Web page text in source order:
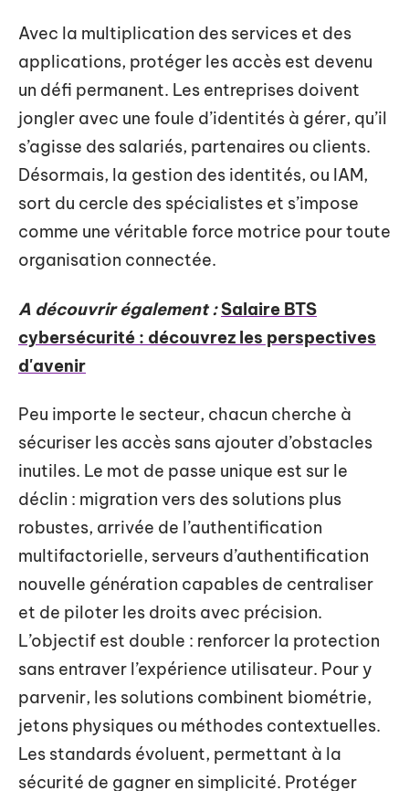
Avec la multiplication des services et des
applications, protéger les accès est devenu
un défi permanent. Les entreprises doivent
jongler avec une foule d’identités à gérer, qu’il
s’agisse des salariés, partenaires ou clients.
Désormais, la gestion des identités, ou IAM,
sort du cercle des spécialistes et s’impose
comme une véritable force motrice pour toute
organisation connectée.
A découvrir également : Salaire BTS
cybersécurité : découvrez les perspectives
d'avenir
Peu importe le secteur, chacun cherche à
sécuriser les accès sans ajouter d’obstacles
inutiles. Le mot de passe unique est sur le
déclin : migration vers des solutions plus
robustes, arrivée de l’authentification
multifactorielle, serveurs d’authentification
nouvelle génération capables de centraliser
et de piloter les droits avec précision.
L’objectif est double : renforcer la protection
sans entraver l’expérience utilisateur. Pour y
parvenir, les solutions combinent biométrie,
jetons physiques ou méthodes contextuelles.
Les standards évoluent, permettant à la
sécurité de gagner en simplicité. Protéger